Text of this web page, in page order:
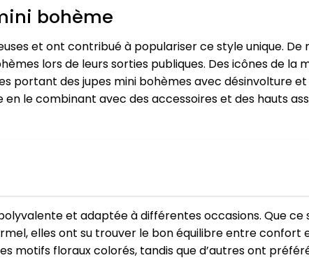
bohème
et ont contribué à populariser ce style unique. De
lors de leurs sorties publiques. Des icônes de la
portant des jupes mini bohèmes avec désinvolture
le combinant avec des accessoires et des hauts
et adaptée à différentes occasions. Que ce
elles ont su trouver le bon équilibre entre confort
motifs floraux colorés, tandis que d’autres ont